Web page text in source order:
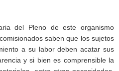
del Pleno de este organismo
saben que los sujetos
a su labor deben acatar sus
y si bien es comprensible la